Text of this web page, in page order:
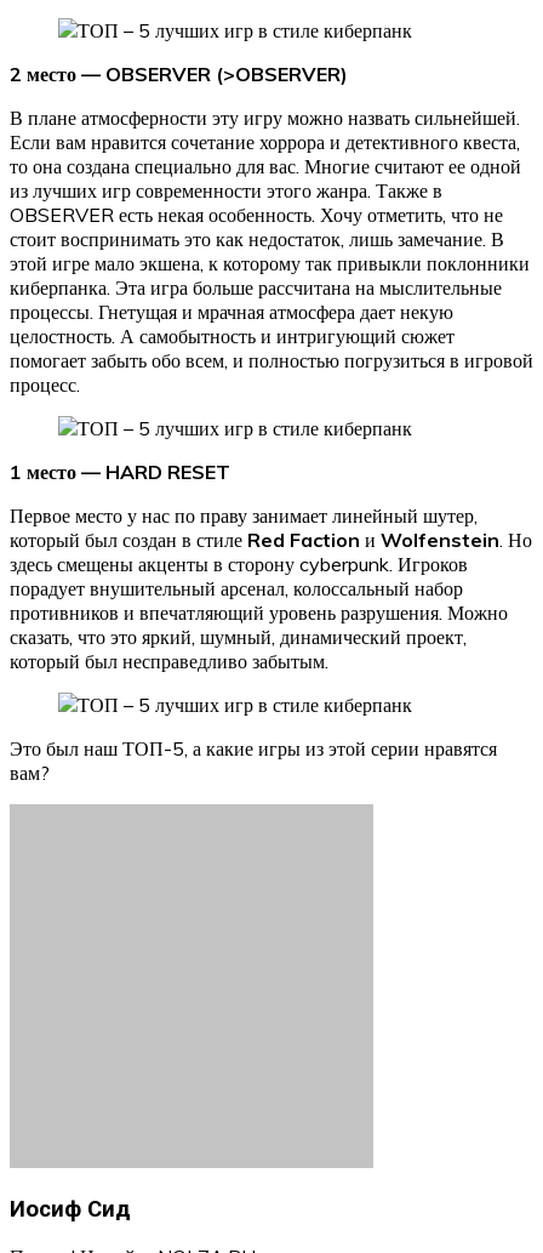
2 место — OBSERVER (>OBSERVER)
В плане атмосферности эту игру можно назвать сильнейшей.
Если вам нравится сочетание хоррора и детективного квеста,
то она создана специально для вас. Многие считают ее одной
из лучших игр современности этого жанра. Также в
OBSERVER есть некая особенность. Хочу отметить, что не
стоит воспринимать это как недостаток, лишь замечание. В
этой игре мало экшена, к которому так привыкли поклонники
киберпанка. Эта игра больше рассчитана на мыслительные
процессы. Гнетущая и мрачная атмосфера дает некую
целостность. А самобытность и интригующий сюжет
помогает забыть обо всем, и полностью погрузиться в игровой
процесс.
1 место — HARD RESET
Первое место у нас по праву занимает линейный шутер,
который был создан в стиле Red Faction и Wolfenstein . Но
здесь смещены акценты в сторону cyberpunk. Игроков
порадует внушительный арсенал, колоссальный набор
противников и впечатляющий уровень разрушения. Можно
сказать, что это яркий, шумный, динамический проект,
который был несправедливо забытым.
Это был наш ТОП-5, а какие игры из этой серии нравятся
вам?
Иосиф Сид